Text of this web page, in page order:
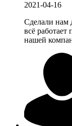
2021-04-16
Сделали нам
всё работает
нашей